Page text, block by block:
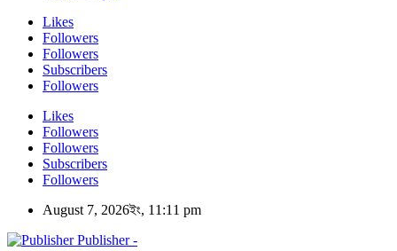
Likes
Followers
Followers
Subscribers
Followers
Likes
Followers
Followers
Subscribers
Followers
August 7, 2026ইং, 11:11 pm
Publisher -